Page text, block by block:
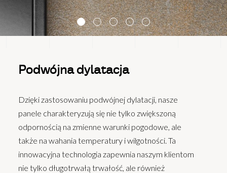
Podwójna dylatacja
Dzięki zastosowaniu podwójnej dylatacji, nasze
panele charakteryzują się nie tylko zwiększoną
odpornością na zmienne warunki pogodowe, ale
także na wahania temperatury i wilgotności. Ta
innowacyjna technologia zapewnia naszym klientom
nie tylko długotrwałą trwałość, ale również